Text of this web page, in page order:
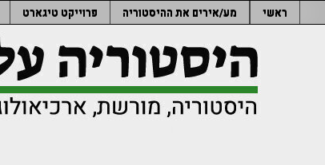
to
ראשי מע/אירים את ההיסטוריה פרוייקט טיגארט